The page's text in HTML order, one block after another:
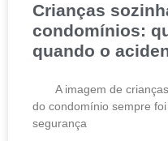
Crianças
condomínios:
quando o
A imagem de crianças
do condomínio sempre
segurança